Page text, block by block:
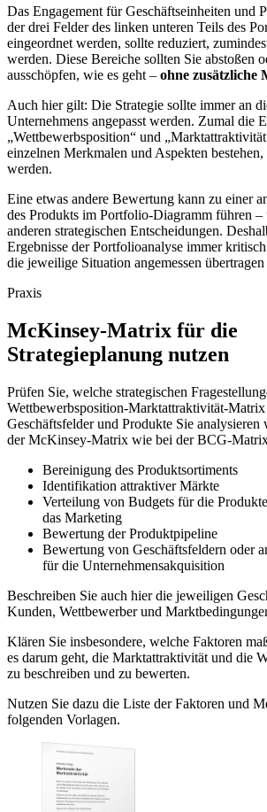
Das Engagement für Geschäftseinheiten und
der drei Felder des linken unteren Teils des
eingeordnet werden, sollte reduziert,
werden. Diese Bereiche sollten Sie abstoßen
ausschöpfen, wie es geht – ohne zusätzliche
Auch hier gilt: Die Strategie sollte immer an
Unternehmens angepasst werden. Zumal die
„Wettbewerbsposition“ und
einzelnen Merkmalen und Aspekten
werden.
Eine etwas andere Bewertung kann zu einer
des Produkts im Portfolio-Diagramm führen –
anderen strategischen Entscheidungen.
Ergebnisse der Portfolioanalyse immer
die jeweilige Situation angemessen
Praxis
McKinsey-Matrix für die
Strategieplanung nutzen
Prüfen Sie, welche strategischen
Wettbewerbsposition-Marktattraktivität-
Geschäftsfelder und Produkte Sie analysieren
der McKinsey-Matrix wie bei der BCG-
Bereinigung des Produktsortiments
Identifikation attraktiver Märkte
Verteilung von Budgets für die
das Marketing
Bewertung der Produktpipeline
Bewertung von Geschäftsfeldern oder
für die Unternehmensakquisition
Beschreiben Sie auch hier die jeweiligen
Kunden, Wettbewerber und
Klären Sie insbesondere, welche Faktoren
es darum geht, die Marktattraktivität und die
zu beschreiben und zu bewerten.
Nutzen Sie dazu die Liste der Faktoren und
folgenden Vorlagen.